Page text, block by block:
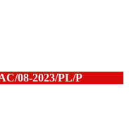
08-2023/PL/P